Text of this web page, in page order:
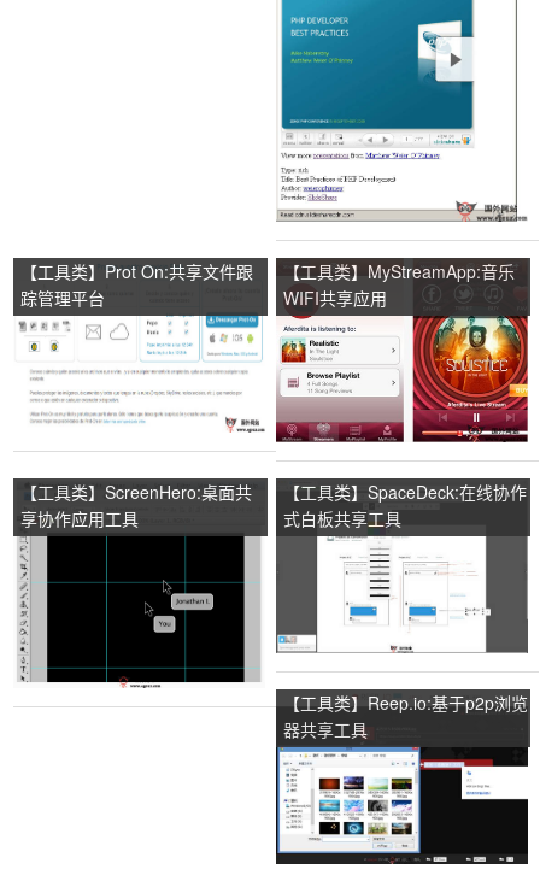
【工具类】Prot On:共享文件跟
踪管理平台
【工具类】MyStreamApp:音乐
WIFI共享应用
【工具类】ScreenHero:桌面共
享协作应用工具
【工具类】SpaceDeck:在线协作
式白板共享工具
【工具类】Reep.io:基于p2p浏览
器共享工具